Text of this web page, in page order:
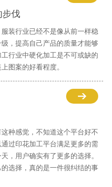
步伐
装行业已经不是像从前一样稳
，提高自己产品的质量才能够
行业中硬化加工是不可或缺的
图案的好看程度。
种感觉，不知道这个平台好不
过印花加工平台满足更多的需
，用户确实有了更多的选择。
选择，真的是一件很纠结的事